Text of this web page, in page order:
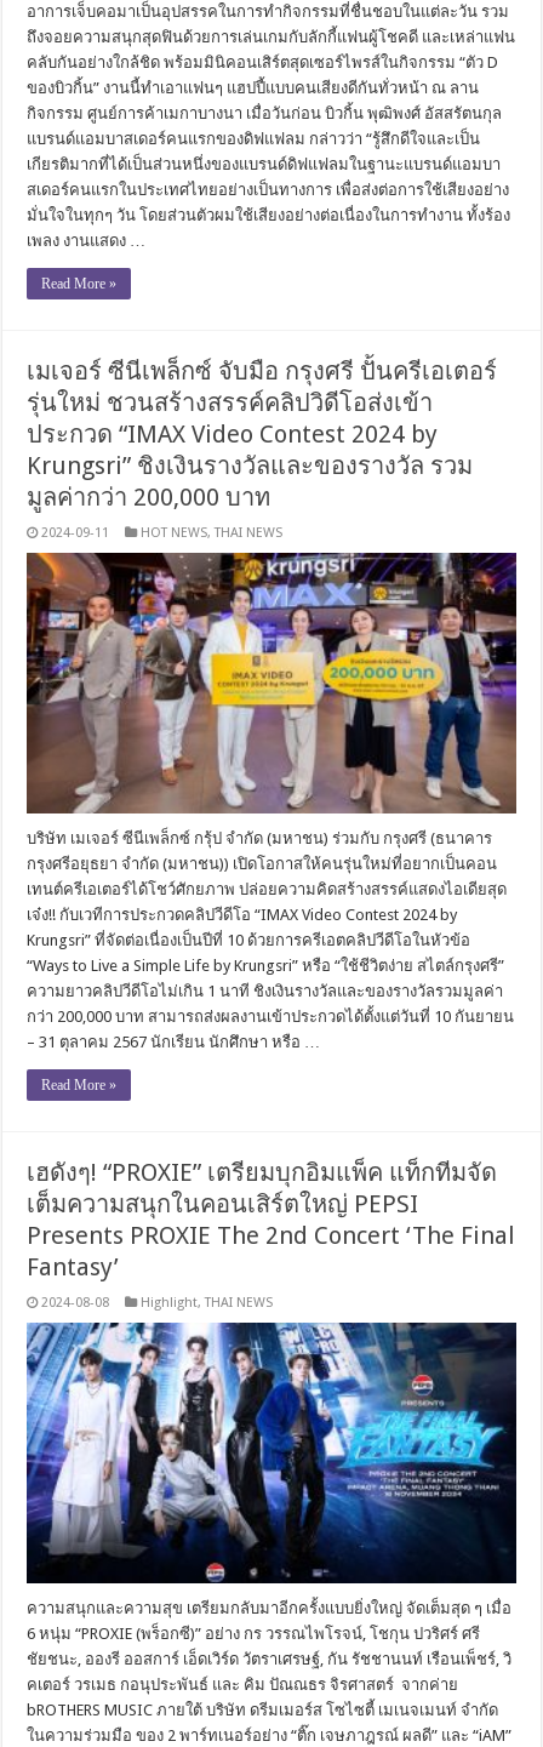
อาการเจ็บคอมาเป็นอุปสรรคในการทำกิจกรรมที่ชื่นชอบในแต่ละวัน รวม
ถึงจอยความสนุกสุดฟินด้วยการเล่นเกมกับลักกี้แฟนผู้โชคดี และเหล่าแฟน
คลับกันอย่างใกล้ชิด พร้อมมินิคอนเสิร์ตสุดเซอร์ไพรส์ในกิจกรรม “ตัว D
ของบิวกิ้น” งานนี้ทำเอาแฟนๆ แฮปปี้แบบคนเสียงดีกันทั่วหน้า ณ ลาน
กิจกรรม ศูนย์การค้าเมกาบางนา เมื่อวันก่อน บิวกิ้น พุฒิพงศ์ อัสสรัตนกุล
แบรนด์แอมบาสเดอร์คนแรกของดิฟแฟลม กล่าวว่า “รู้สึกดีใจและเป็น
เกียรติมากที่ได้เป็นส่วนหนึ่งของแบรนด์ดิฟแฟลมในฐานะแบรนด์แอมบา
สเดอร์คนแรกในประเทศไทยอย่างเป็นทางการ เพื่อส่งต่อการใช้เสียงอย่าง
มั่นใจในทุกๆ วัน โดยส่วนตัวผมใช้เสียงอย่างต่อเนื่องในการทำงาน ทั้งร้อง
เพลง งานแสดง …
Read More »
เมเจอร์ ซีนีเพล็กซ์ จับมือ กรุงศรี ปั้นครีเอเตอร์
รุ่นใหม่ ชวนสร้างสรรค์คลิปวิดีโอส่งเข้า
ประกวด “IMAX Video Contest 2024 by
Krungsri” ชิงเงินรางวัลและของรางวัล รวม
มูลค่ากว่า 200,000 บาท
2024-09-11 HOT NEWS,THAI NEWS
บริษัท เมเจอร์ ซีนีเพล็กซ์ กรุ้ป จำกัด (มหาชน) ร่วมกับ กรุงศรี (ธนาคาร
กรุงศรีอยุธยา จำกัด (มหาชน)) เปิดโอกาสให้คนรุ่นใหม่ที่อยากเป็นคอน
เทนต์ครีเอเตอร์ได้โชว์ศักยภาพ ปล่อยความคิดสร้างสรรค์แสดงไอเดียสุด
เจ๋ง!! กับเวทีการประกวดคลิปวีดีโอ “IMAX Video Contest 2024 by
Krungsri” ที่จัดต่อเนื่องเป็นปีที่ 10 ด้วยการครีเอตคลิปวีดีโอในหัวข้อ
“Ways to Live a Simple Life by Krungsri” หรือ “ใช้ชีวิตง่าย สไตล์กรุงศรี”
ความยาวคลิปวีดีโอไม่เกิน 1 นาที ชิงเงินรางวัลและของรางวัลรวมมูลค่า
กว่า 200,000 บาท สามารถส่งผลงานเข้าประกวดได้ตั้งแต่วันที่ 10 กันยายน
– 31 ตุลาคม 2567 นักเรียน นักศึกษา หรือ …
Read More »
เฮดังๆ! “PROXIE” เตรียมบุกอิมแพ็ค แท็กทีมจัด
เต็มความสนุกในคอนเสิร์ตใหญ่ PEPSI
Presents PROXIE The 2nd Concert ‘The Final
Fantasy’
2024-08-08 Highlight,THAI NEWS
ความสนุกและความสุข เตรียมกลับมาอีกครั้งแบบยิ่งใหญ่ จัดเต็มสุด ๆ เมื่อ
6 หนุ่ม “PROXIE (พร็อกซี)” อย่าง กร วรรณไพโรจน์, โชกุน ปวริศร์ ศรี
ชัยชนะ, อองรี ออสการ์ เอ็ดเวิร์ด วัตราเศรษฐ์, กัน รัชชานนท์ เรือนเพ็ชร์, วิ
คเตอร์ วรเมธ กอนุประพันธ์ และ คิม ปัณณธร จิรศาสตร์ จากค่าย
bROTHERS MUSIC ภายใต้ บริษัท ดรีมเมอร์ส โซไซตี้ เมเนจเมนท์ จำกัด
ในความร่วมมือ ของ 2 พาร์ทเนอร์อย่าง “ติ๊ก เจษภาฎรณ์ ผลดี” และ “iAM”